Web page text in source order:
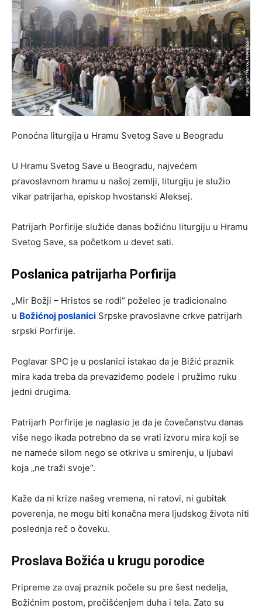
Ponoćna liturgija u Hramu Svetog Save u Beogradu
U Hramu Svetog Save u Beogradu, najvećem
pravoslavnom hramu u našoj zemlji, liturgiju je služio
vikar patrijarha, episkop hvostanski Aleksej.
Patrijarh Porfirije služiće danas božićnu liturgiju u Hramu
Svetog Save, sa početkom u devet sati.
Poslanica patrijarha Porfirija
„Mir Božji – Hristos se rodi“ poželeo je tradicionalno
u Božićnoj poslanici Srpske pravoslavne crkve patrijarh
srpski Porfirije.
Poglavar SPC je u poslanici istakao da je Bižić praznik
mira kada treba da prevaziđemo podele i pružimo ruku
jedni drugima.
Patrijarh Porfirije je naglasio je da je čovečanstvu danas
više nego ikada potrebno da se vrati izvoru mira koji se
ne nameće silom nego se otkriva u smirenju, u ljubavi
koja „ne traži svoje“.
Kaže da ni krize našeg vremena, ni ratovi, ni gubitak
poverenja, ne mogu biti konačna mera ljudskog života niti
poslednja reč o čoveku.
Proslava Božića u krugu porodice
Pripreme za ovaj praznik počele su pre šest nedelja,
Božićnim postom, pročišćenjem duha i tela. Zato su